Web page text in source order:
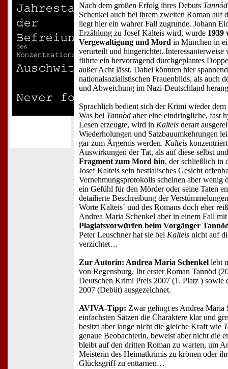
Nach dem großen Erfolg ihres Debuts Tannöd
Schenkel auch bei ihrem zweiten Roman auf
liegt hier ein wahrer Fall zugrunde. Johann
Erzählung zu Josef Kalteis wird, wurde 1939
Vergewaltigung und Mord in München in
verurteilt und hingerichtet.
führte ein hervorragend durchgeplantes
außer Acht lässt. Dabei könnten hier
nationalsozialistischen Frauenbilds, als auch
und Abweichung im Nazi-Deutschland
Sprachlich bedient sich der Krimi wieder
Was bei Tannöd aber eine eindringliche, fast
Lesen erzeugte, wird in Kalteis derart
Wiederholungen und Satzbauumkehrungen
gar zum Ärgernis werden. Kalteis
Auswirkungen der Tat, als auf diese selbst
Fragment zum Mord hin, der schließlich in
Josef Kalteis sein bestialisches Gesicht
Vernehmungsprotokolls scheinen aber wenig
ein Gefühl für den Mörder oder seine Taten
detailierte Beschreibung der
Worte Kalteis´ und des Romans doch eher
Andrea Maria Schenkel aber in einem Fall
Plagiatsvorwürfen beim Vorgänger
Peter Leuschner hat sie bei Kalteis nicht auf
verzichtet…
Zur Autorin: Andrea Maria Schenkel lebt
von Regensburg. Ihr erster Roman Tannöd
Deutschen Krimi Preis 2007 (1. Platz ) sowie
2007 (Debüt) ausgezeichnet.
AVIVA-Tipp: Zwar gelingt es Andrea Maria
einfachsten Sätzen die Charaktere klar und
besitzt aber lange nicht die gleiche Kraft wie
genaue Beobachterin, beweist aber nicht die
bleibt auf den dritten Roman zu warten, um
Meisterin des Heimatkrimis zu krönen oder
Glücksgriff zu enttarnen…